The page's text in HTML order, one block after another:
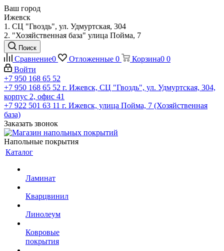
Ваш город
Ижевск
1. СЦ "Гвоздь", ул. Удмуртская, 304
2. "Хозяйственная база" улица Пойма, 7
Поиск
Сравнение0 Отложенные 0 Корзина0 0
Войти
+7 950 168 65 52
+7 950 168 65 52 г. Ижевск, СЦ "Гвоздь", ул. Удмуртская, 304,
корпус 2, офис 41
+7 922 501 63 11 г. Ижевск, улица Пойма, 7 (Хозяйственная
база)
Заказать звонок
Напольные покрытия
Каталог
Ламинат
Кварцвинил
Линолеум
Ковровые
покрытия